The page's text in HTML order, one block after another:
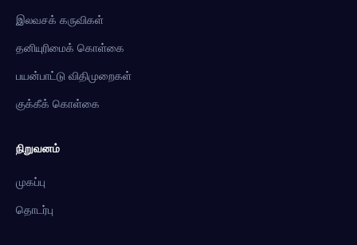
இலவசக் கருவிகள்
தனியுரிமைக் கொள்கை
பயன்பாட்டு விதிமுறைகள்
குக்கீக் கொள்கை
நிறுவனம்
முகப்பு
தொடர்பு